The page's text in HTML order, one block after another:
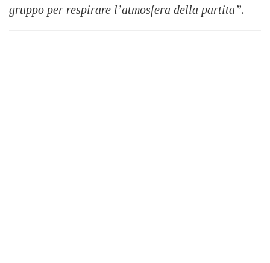
gruppo per respirare l’atmosfera della partita”.